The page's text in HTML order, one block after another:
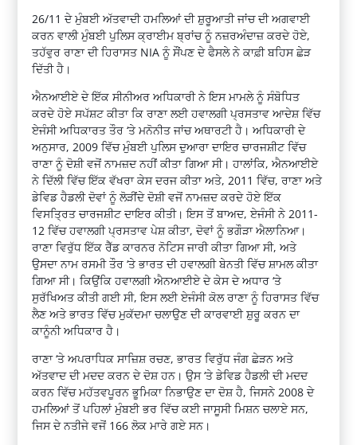
26/11 ਦੇ ਮੁੰਬਈ ਅੱਤਵਾਦੀ ਹਮਲਿਆਂ ਦੀ ਸ਼ੁਰੂਆਤੀ ਜਾਂਚ ਦੀ ਅਗਵਾਈ
ਕਰਨ ਵਾਲੀ ਮੁੰਬਈ ਪੁਲਿਸ ਕ੍ਰਾਈਮ ਬ੍ਰਾਂਚ ਨੂੰ ਨਜ਼ਰਅੰਦਾਜ਼ ਕਰਦੇ ਹੋਏ,
ਤਹੱਵੁਰ ਰਾਣਾ ਦੀ ਹਿਰਾਸਤ NIA ਨੂੰ ਸੌਂਪਣ ਦੇ ਫੈਸਲੇ ਨੇ ਕਾਫ਼ੀ ਬਹਿਸ ਛੇੜ
ਦਿੱਤੀ ਹੈ।
ਐਨਆਈਏ ਦੇ ਇੱਕ ਸੀਨੀਅਰ ਅਧਿਕਾਰੀ ਨੇ ਇਸ ਮਾਮਲੇ ਨੂੰ ਸੰਬੋਧਿਤ
ਕਰਦੇ ਹੋਏ ਸਪੱਸ਼ਟ ਕੀਤਾ ਕਿ ਰਾਣਾ ਲਈ ਹਵਾਲਗੀ ਪ੍ਰਸਤਾਵ ਆਦੇਸ਼ ਵਿੱਚ
ਏਜੰਸੀ ਅਧਿਕਾਰਤ ਤੌਰ ‘ਤੇ ਮਨੋਨੀਤ ਜਾਂਚ ਅਥਾਰਟੀ ਹੈ। ਅਧਿਕਾਰੀ ਦੇ
ਅਨੁਸਾਰ, 2009 ਵਿੱਚ ਮੁੰਬਈ ਪੁਲਿਸ ਦੁਆਰਾ ਦਾਇਰ ਚਾਰਜਸ਼ੀਟ ਵਿੱਚ
ਰਾਣਾ ਨੂੰ ਦੋਸ਼ੀ ਵਜੋਂ ਨਾਮਜ਼ਦ ਨਹੀਂ ਕੀਤਾ ਗਿਆ ਸੀ। ਹਾਲਾਂਕਿ, ਐਨਆਈਏ
ਨੇ ਦਿੱਲੀ ਵਿੱਚ ਇੱਕ ਵੱਖਰਾ ਕੇਸ ਦਰਜ ਕੀਤਾ ਅਤੇ, 2011 ਵਿੱਚ, ਰਾਣਾ ਅਤੇ
ਡੇਵਿਡ ਹੈਡਲੀ ਦੋਵਾਂ ਨੂੰ ਲੋੜੀਂਦੇ ਦੋਸ਼ੀ ਵਜੋਂ ਨਾਮਜ਼ਦ ਕਰਦੇ ਹੋਏ ਇੱਕ
ਵਿਸਤ੍ਰਿਤ ਚਾਰਜਸ਼ੀਟ ਦਾਇਰ ਕੀਤੀ। ਇਸ ਤੋਂ ਬਾਅਦ, ਏਜੰਸੀ ਨੇ 2011-
12 ਵਿੱਚ ਹਵਾਲਗੀ ਪ੍ਰਸਤਾਵ ਪੇਸ਼ ਕੀਤਾ, ਦੋਵਾਂ ਨੂੰ ਭਗੌੜਾ ਐਲਾਨਿਆ।
ਰਾਣਾ ਵਿਰੁੱਧ ਇੱਕ ਰੈੱਡ ਕਾਰਨਰ ਨੋਟਿਸ ਜਾਰੀ ਕੀਤਾ ਗਿਆ ਸੀ, ਅਤੇ
ਉਸਦਾ ਨਾਮ ਰਸਮੀ ਤੌਰ ‘ਤੇ ਭਾਰਤ ਦੀ ਹਵਾਲਗੀ ਬੇਨਤੀ ਵਿੱਚ ਸ਼ਾਮਲ ਕੀਤਾ
ਗਿਆ ਸੀ। ਕਿਉਂਕਿ ਹਵਾਲਗੀ ਐਨਆਈਏ ਦੇ ਕੇਸ ਦੇ ਅਧਾਰ ‘ਤੇ
ਸੁਰੱਖਿਅਤ ਕੀਤੀ ਗਈ ਸੀ, ਇਸ ਲਈ ਏਜੰਸੀ ਕੋਲ ਰਾਣਾ ਨੂੰ ਹਿਰਾਸਤ ਵਿੱਚ
ਲੈਣ ਅਤੇ ਭਾਰਤ ਵਿੱਚ ਮੁਕੱਦਮਾ ਚਲਾਉਣ ਦੀ ਕਾਰਵਾਈ ਸ਼ੁਰੂ ਕਰਨ ਦਾ
ਕਾਨੂੰਨੀ ਅਧਿਕਾਰ ਹੈ।
ਰਾਣਾ ‘ਤੇ ਅਪਰਾਧਿਕ ਸਾਜ਼ਿਸ਼ ਰਚਣ, ਭਾਰਤ ਵਿਰੁੱਧ ਜੰਗ ਛੇੜਨ ਅਤੇ
ਅੱਤਵਾਦ ਦੀ ਮਦਦ ਕਰਨ ਦੇ ਦੋਸ਼ ਹਨ। ਉਸ ‘ਤੇ ਡੇਵਿਡ ਹੈਡਲੀ ਦੀ ਮਦਦ
ਕਰਨ ਵਿੱਚ ਮਹੱਤਵਪੂਰਨ ਭੂਮਿਕਾ ਨਿਭਾਉਣ ਦਾ ਦੋਸ਼ ਹੈ, ਜਿਸਨੇ 2008 ਦੇ
ਹਮਲਿਆਂ ਤੋਂ ਪਹਿਲਾਂ ਮੁੰਬਈ ਭਰ ਵਿੱਚ ਕਈ ਜਾਸੂਸੀ ਮਿਸ਼ਨ ਚਲਾਏ ਸਨ,
ਜਿਸ ਦੇ ਨਤੀਜੇ ਵਜੋਂ 166 ਲੋਕ ਮਾਰੇ ਗਏ ਸਨ।